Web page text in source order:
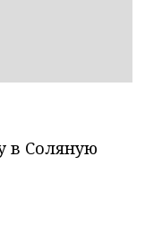
в Соляную